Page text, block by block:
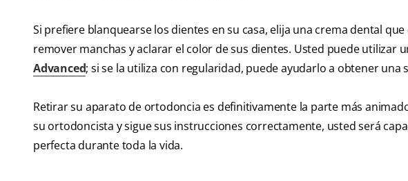
Si prefiere blanquearse los dientes en su casa, elija una crema dental
remover manchas y aclarar el color de sus dientes. Usted puede utilizar
Advanced; si se la utiliza con regularidad, puede ayudarlo a obtener una
Retirar su aparato de ortodoncia es definitivamente la parte más
su ortodoncista y sigue sus instrucciones correctamente, usted será
perfecta durante toda la vida.